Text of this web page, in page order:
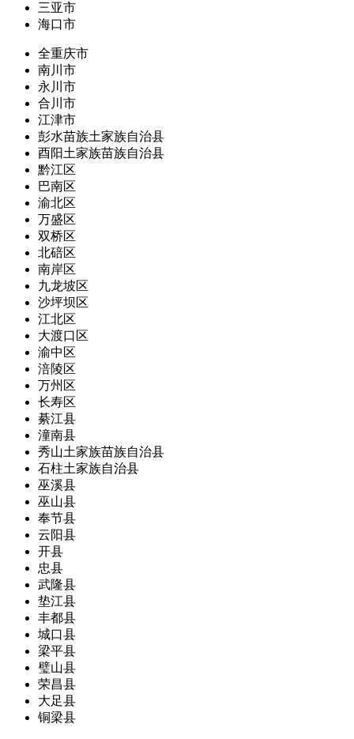
三亚市
海口市
全重庆市
南川市
永川市
合川市
江津市
彭水苗族土家族自治县
酉阳土家族苗族自治县
黔江区
巴南区
渝北区
万盛区
双桥区
北碚区
南岸区
九龙坡区
沙坪坝区
江北区
大渡口区
渝中区
涪陵区
万州区
长寿区
綦江县
潼南县
秀山土家族苗族自治县
石柱土家族自治县
巫溪县
巫山县
奉节县
云阳县
开县
忠县
武隆县
垫江县
丰都县
城口县
梁平县
璧山县
荣昌县
大足县
铜梁县